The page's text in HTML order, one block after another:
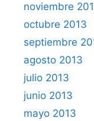
noviembre
octubre 2013
septiembre
agosto 2013
julio 2013
junio 2013
mayo 2013